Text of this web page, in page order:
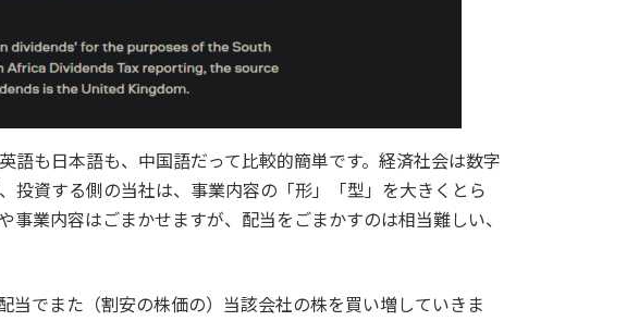
も日本語も、中国語だって比較的簡単です。経済社会は数字
投資する側の当社は、事業内容の「形」「型」を大きくとら
業内容はごまかせますが、配当をごまかすのは相当難しい、
当でまた（割安の株価の）当該会社の株を買い増していきま